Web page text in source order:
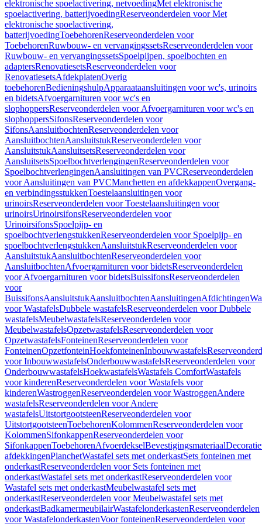
elektronische spoelactivering, netvoedingMet elektronische
spoelactivering, batterijvoedingReserveonderdelen voor Met
elektronische spoelactivering,
batterijvoedingToebehorenReserveonderdelen voor
ToebehorenRuwbouw- en vervangingssetsReserveonderdelen voor
Ruwbouw- en vervangingssetsSpoelpijpen, spoelbochten en
adaptersRenovatiesetsReserveonderdelen voor
RenovatiesetsAfdekplatenOverig
toebehorenBedieningshulpApparaataansluitingen voor wc's, urinoirs
en bidetsAfvoergarnituren voor wc's en
slophoppersReserveonderdelen voor Afvoergarnituren voor wc's en
slophoppersSifonsReserveonderdelen voor
SifonsAansluitbochtenReserveonderdelen voor
AansluitbochtenAansluitstukReserveonderdelen voor
AansluitstukAansluitsetsReserveonderdelen voor
AansluitsetsSpoelbochtverlengingenReserveonderdelen voor
SpoelbochtverlengingenAansluitingen van PVCReserveonderdelen
voor Aansluitingen van PVCManchetten en afdekkappenOvergang-
en verbindingsstukkenToestelaansluitingen voor
urinoirsReserveonderdelen voor Toestelaansluitingen voor
urinoirsUrinoirsifonsReserveonderdelen voor
UrinoirsifonsSpoelpijp- en
spoelbochtverlengstukkenReserveonderdelen voor Spoelpijp- en
spoelbochtverlengstukkenAansluitstukReserveonderdelen voor
AansluitstukAansluitbochtenReserveonderdelen voor
AansluitbochtenAfvoergarnituren voor bidetsReserveonderdelen
voor Afvoergarnituren voor bidetsBuissifonsReserveonderdelen
voor
BuissifonsAansluitstukAansluitbochtenAansluitingenAfdichtingen
voor WastafelsDubbele wastafelsReserveonderdelen voor Dubbele
wastafelsMeubelwastafelsReserveonderdelen voor
MeubelwastafelsOpzetwastafelsReserveonderdelen voor
OpzetwastafelsFonteinenReserveonderdelen voor
FonteinenOpzetfonteinHoekfonteinenInbouwwastafels
voor InbouwwastafelsOnderbouwwastafelsReserveonderdelen voor
OnderbouwwastafelsHoekwastafelsWastafels ComfortWastafels
voor kinderenReserveonderdelen voor Wastafels voor
kinderenWastroggenReserveonderdelen voor WastroggenAndere
wastafelsReserveonderdelen voor Andere
wastafelsUitstortgootsteenReserveonderdelen voor
UitstortgootsteenToebehorenKolommenReserveonderdelen voor
KolommenSifonkappenReserveonderdelen voor
SifonkappenToebehorenAfvoerdekselBevestigingsmateriaal
afdekkingenPlanchetWastafel sets met onderkastSets fonteinen met
onderkastReserveonderdelen voor Sets fonteinen met
onderkastWastafel sets met onderkastReserveonderdelen voor
Wastafel sets met onderkastMeubelwastafel sets met
onderkastReserveonderdelen voor Meubelwastafel sets met
onderkastBadkamermeubilairWastafelonderkastenReserveonderdelen
voor WastafelonderkastenVoor fonteinenReserveonderdelen voor